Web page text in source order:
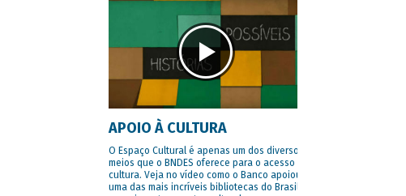
APOIO À CULTURA
O Espaço Cultural é apenas um dos diversos
meios que o BNDES oferece para o acesso à
cultura. Veja no vídeo como o Banco apoiou
uma das mais incríveis bibliotecas do Brasil e